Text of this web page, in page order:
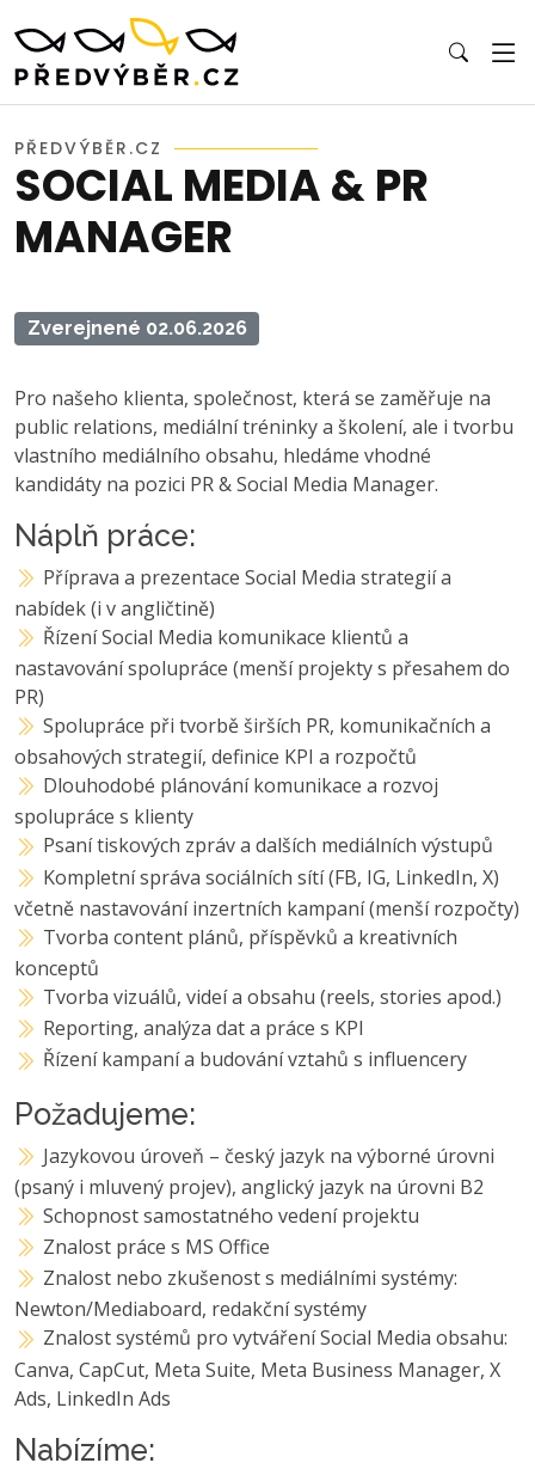
PŘEDVÝBĚR.CZ
SOCIAL MEDIA & PR
MANAGER
Zverejnené 02.06.2026
Pro našeho klienta, společnost, která se zaměřuje na
public relations, mediální tréninky a školení, ale i tvorbu
vlastního mediálního obsahu, hledáme vhodné
kandidáty na pozici PR & Social Media Manager.
Náplň práce:
Příprava a prezentace Social Media strategií a
nabídek (i v angličtině)
Řízení Social Media komunikace klientů a
nastavování spolupráce (menší projekty s přesahem do
PR)
Spolupráce při tvorbě širších PR, komunikačních a
obsahových strategií, definice KPI a rozpočtů
Dlouhodobé plánování komunikace a rozvoj
spolupráce s klienty
Psaní tiskových zpráv a dalších mediálních výstupů
Kompletní správa sociálních sítí (FB, IG, LinkedIn, X)
včetně nastavování inzertních kampaní (menší rozpočty)
Tvorba content plánů, příspěvků a kreativních
konceptů
Tvorba vizuálů, videí a obsahu (reels, stories apod.)
Reporting, analýza dat a práce s KPI
Řízení kampaní a budování vztahů s influencery
Požadujeme:
Jazykovou úroveň – český jazyk na výborné úrovni
(psaný i mluvený projev), anglický jazyk na úrovni B2
Schopnost samostatného vedení projektu
Znalost práce s MS Office
Znalost nebo zkušenost s mediálními systémy:
Newton/Mediaboard, redakční systémy
Znalost systémů pro vytváření Social Media obsahu:
Canva, CapCut, Meta Suite, Meta Business Manager, X
Ads, LinkedIn Ads
Nabízíme: